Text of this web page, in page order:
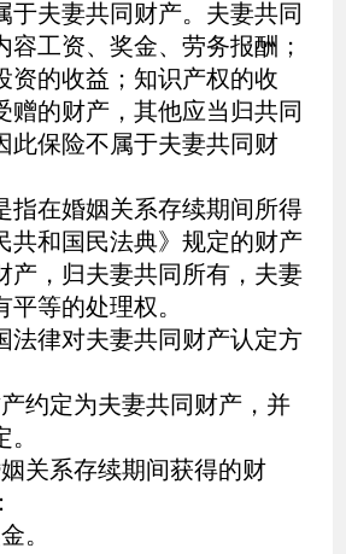
于夫妻共同财产。夫妻共同
容工资、奖金、劳务报酬；
资的收益；知识产权的收
赠的财产，其他应当归共同
此保险不属于夫妻共同财
指在婚姻关系存续期间所得
共和国民法典》规定的财产
产，归夫妻共同所有，夫妻
等的处理权。
法律对夫妻共同财产认定方
约定为夫妻共同财产，并
关系存续期间获得的财
。